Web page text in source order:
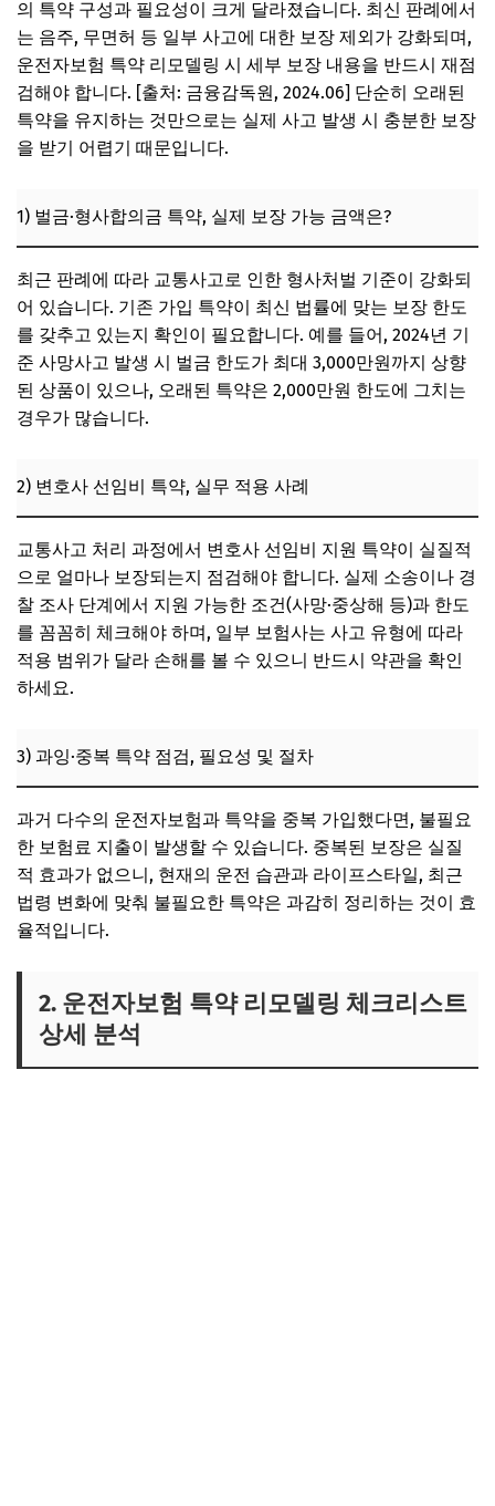
3) 예외 조항 미확인으로 인한 보장 누락 사례
6. 운전자보험 특약 리모델링 시 실전 체크리스트
1) 최신 법률·판례 반영 여부
2) 특약별 보장/제외 조건 확인
자주 묻는 질문 (FAQ)
의 특약 구성과 필요성이 크게 달라졌습니다. 최신 판례에서
는 음주, 무면허 등 일부 사고에 대한 보장 제외가 강화되며,
운전자보험 특약 리모델링 시 세부 보장 내용을 반드시 재점
검해야 합니다. [출처: 금융감독원, 2024.06] 단순히 오래된
특약을 유지하는 것만으로는 실제 사고 발생 시 충분한 보장
을 받기 어렵기 때문입니다.
1) 벌금·형사합의금 특약, 실제 보장 가능 금액은?
최근 판례에 따라 교통사고로 인한 형사처벌 기준이 강화되
어 있습니다. 기존 가입 특약이 최신 법률에 맞는 보장 한도
를 갖추고 있는지 확인이 필요합니다. 예를 들어, 2024년 기
준 사망사고 발생 시 벌금 한도가 최대 3,000만원까지 상향
된 상품이 있으나, 오래된 특약은 2,000만원 한도에 그치는
경우가 많습니다.
2) 변호사 선임비 특약, 실무 적용 사례
교통사고 처리 과정에서 변호사 선임비 지원 특약이 실질적
으로 얼마나 보장되는지 점검해야 합니다. 실제 소송이나 경
찰 조사 단계에서 지원 가능한 조건(사망·중상해 등)과 한도
를 꼼꼼히 체크해야 하며, 일부 보험사는 사고 유형에 따라
적용 범위가 달라 손해를 볼 수 있으니 반드시 약관을 확인
하세요.
3) 과잉·중복 특약 점검, 필요성 및 절차
과거 다수의 운전자보험과 특약을 중복 가입했다면, 불필요
한 보험료 지출이 발생할 수 있습니다. 중복된 보장은 실질
적 효과가 없으니, 현재의 운전 습관과 라이프스타일, 최근
법령 변화에 맞춰 불필요한 특약은 과감히 정리하는 것이 효
율적입니다.
2. 운전자보험 특약 리모델링 체크리스트
상세 분석